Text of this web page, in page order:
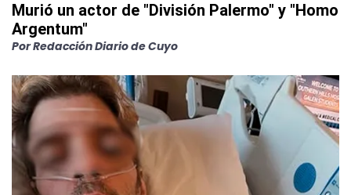
Murió un actor de "División Palermo" y "Homo
Argentum"
PorRedacción Diario de Cuyo